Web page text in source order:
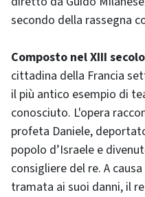
secondo della rassegna
Composto nel XIII
cittadina della Francia
il più antico esempio di
conosciuto. L'opera
profeta Daniele,
popolo d’Israele e
consigliere del re. A
tramata ai suoi danni, il